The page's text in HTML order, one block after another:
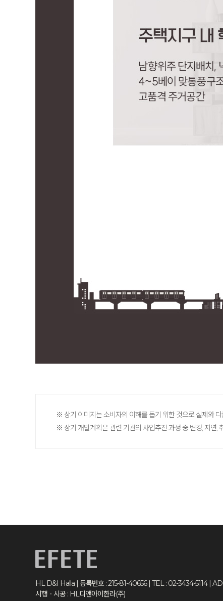
※ 상기 이미지는 소비자의 이해를 돕기 위한 것으로 실제와 다
※ 상기 개발계획은 관련 기관의 사업추진 과정 중 변경, 지연,
HL D&I Halla | 등록번호 : 215-81-40656 | TEL : 02-3434-5114 |
시행ㆍ시공 : HL디앤아이한라(주)